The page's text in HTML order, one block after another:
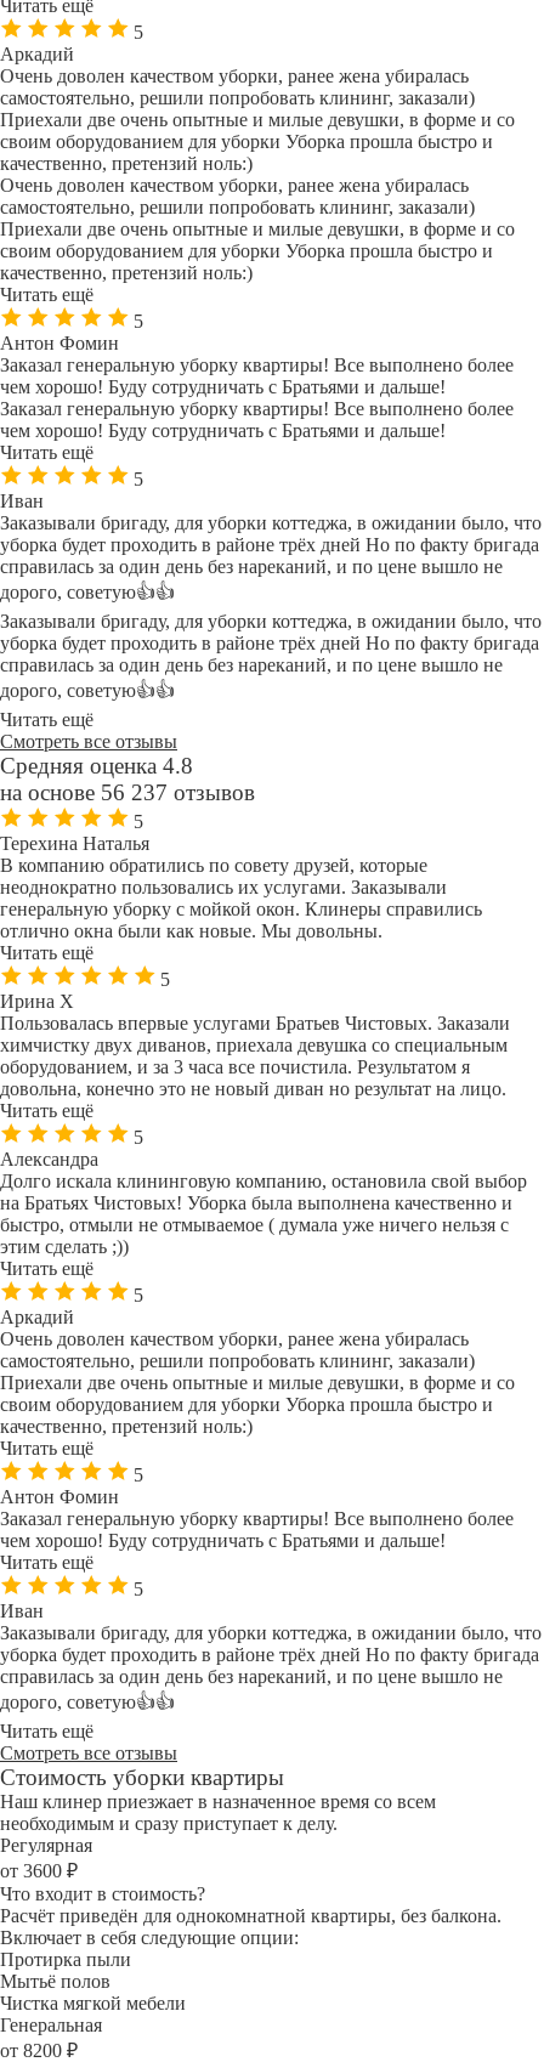
Читать ещё
5
Аркадий
Очень доволен качеством уборки, ранее жена убиралась
самостоятельно, решили попробовать клининг, заказали)
Приехали две очень опытные и милые девушки, в форме и со
своим оборудованием для уборки Уборка прошла быстро и
качественно, претензий ноль:)
Очень доволен качеством уборки, ранее жена убиралась
самостоятельно, решили попробовать клининг, заказали)
Приехали две очень опытные и милые девушки, в форме и со
своим оборудованием для уборки Уборка прошла быстро и
качественно, претензий ноль:)
Читать ещё
5
Антон Фомин
Заказал генеральную уборку квартиры! Все выполнено более
чем хорошо! Буду сотрудничать с Братьями и дальше!
Заказал генеральную уборку квартиры! Все выполнено более
чем хорошо! Буду сотрудничать с Братьями и дальше!
Читать ещё
5
Иван
Заказывали бригаду, для уборки коттеджа, в ожидании было, что
уборка будет проходить в районе трёх дней Но по факту бригада
справилась за один день без нареканий, и по цене вышло не
дорого, советую👍👍
Заказывали бригаду, для уборки коттеджа, в ожидании было, что
уборка будет проходить в районе трёх дней Но по факту бригада
справилась за один день без нареканий, и по цене вышло не
дорого, советую👍👍
Читать ещё
Смотреть все отзывы
Средняя оценка 4.8
на основе 56 237 отзывов
5
Терехина Наталья
В компанию обратились по совету друзей, которые
неоднократно пользовались их услугами. Заказывали
генеральную уборку с мойкой окон. Клинеры справились
отлично окна были как новые. Мы довольны.
Читать ещё
5
Ирина Х
Пользовалась впервые услугами Братьев Чистовых. Заказали
химчистку двух диванов, приехала девушка со специальным
оборудованием, и за 3 часа все почистила. Результатом я
довольна, конечно это не новый диван но результат на лицо.
Читать ещё
5
Александра
Долго искала клининговую компанию, остановила свой выбор
на Братьях Чистовых! Уборка была выполнена качественно и
быстро, отмыли не отмываемое ( думала уже ничего нельзя с
этим сделать ;))
Читать ещё
5
Аркадий
Очень доволен качеством уборки, ранее жена убиралась
самостоятельно, решили попробовать клининг, заказали)
Приехали две очень опытные и милые девушки, в форме и со
своим оборудованием для уборки Уборка прошла быстро и
качественно, претензий ноль:)
Читать ещё
5
Антон Фомин
Заказал генеральную уборку квартиры! Все выполнено более
чем хорошо! Буду сотрудничать с Братьями и дальше!
Читать ещё
5
Иван
Заказывали бригаду, для уборки коттеджа, в ожидании было, что
уборка будет проходить в районе трёх дней Но по факту бригада
справилась за один день без нареканий, и по цене вышло не
дорого, советую👍👍
Читать ещё
Смотреть все отзывы
Стоимость уборки квартиры
Наш клинер приезжает в назначенное время со всем
необходимым и сразу приступает к делу.
Регулярная
от 3600 ₽
Что входит в стоимость?
Расчёт приведён для однокомнатной квартиры, без балкона.
Включает в себя следующие опции:
Протирка пыли
Мытьё полов
Чистка мягкой мебели
Генеральная
от 8200 ₽